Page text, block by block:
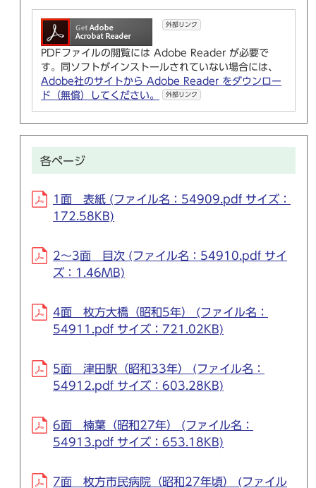
外部リンク
PDFファイルの閲覧には Adobe Reader が必要で
す。同ソフトがインストールされていない場合には、
Adobe社のサイトから Adobe Reader をダウンロー
ド（無償）してください。
外部リンク
各ページ
1面 表紙 (ファイル名：54909.pdf サイズ：
172.58KB)
2～3面 目次 (ファイル名：54910.pdf サイ
ズ：1.46MB)
4面 枚方大橋（昭和5年） (ファイル名：
54911.pdf サイズ：721.02KB)
5面 津田駅（昭和33年） (ファイル名：
54912.pdf サイズ：603.28KB)
6面 楠葉（昭和27年） (ファイル名：
54913.pdf サイズ：653.18KB)
7面 枚方市民病院（昭和27年頃） (ファイル